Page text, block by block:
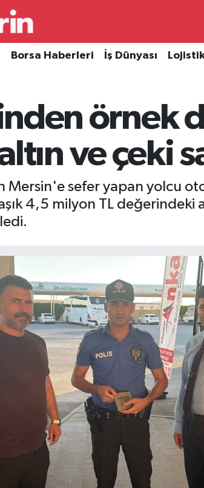
Borsa Haberleri İş Dünyası
örnek
altın ve çeki
Mersin'e sefer yapan yolcu
4,5 milyon TL değerindeki